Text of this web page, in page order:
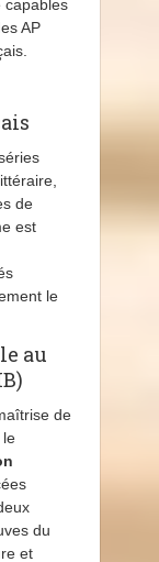
capables
AP
de
est
le
au
de
le
du
et